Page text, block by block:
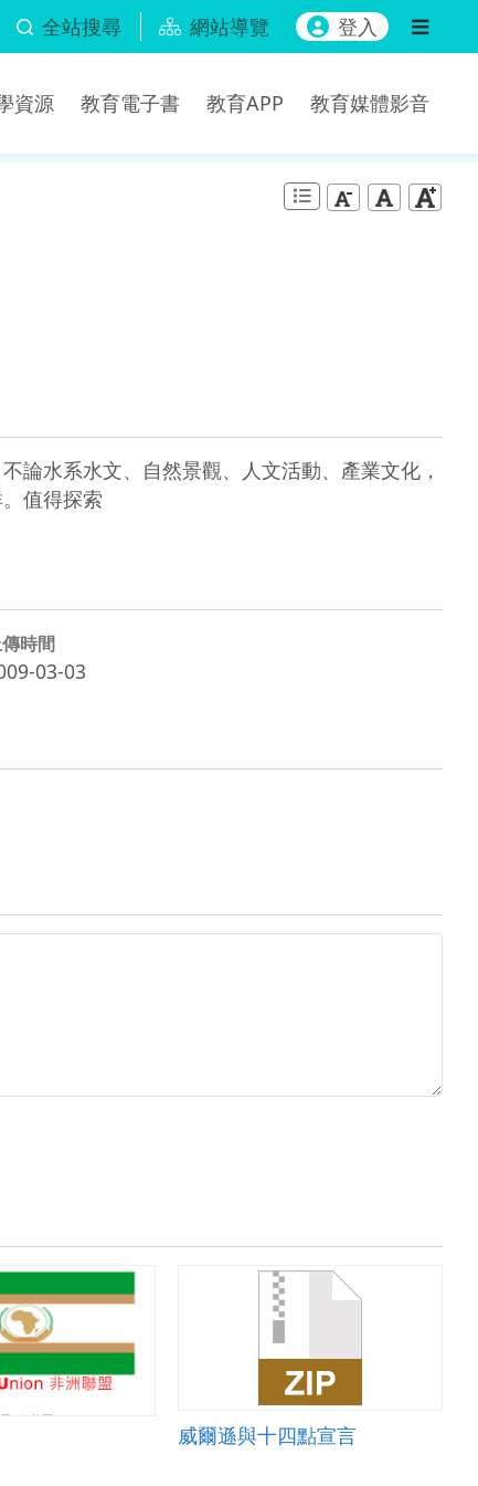
全站搜尋 網站導覽 登入
資源 教育電子書 教育APP 教育媒體影音
論水系水文、自然景觀、人文活動、產業文化，
值得探索
時間
03-03
威爾遜與十四點宣言